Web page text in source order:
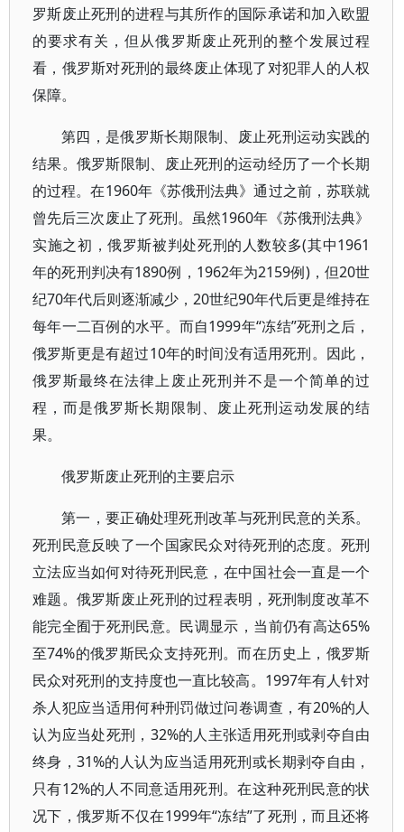
罗斯废止死刑的进程与其所作的国际承诺和加入欧盟
的要求有关，但从俄罗斯废止死刑的整个发展过程
看，俄罗斯对死刑的最终废止体现了对犯罪人的人权
保障。
第四，是俄罗斯长期限制、废止死刑运动实践的
结果。俄罗斯限制、废止死刑的运动经历了一个长期
的过程。在1960年《苏俄刑法典》通过之前，苏联就
曾先后三次废止了死刑。虽然1960年《苏俄刑法典》
实施之初，俄罗斯被判处死刑的人数较多(其中1961
年的死刑判决有1890例，1962年为2159例)，但20世
纪70年代后则逐渐减少，20世纪90年代后更是维持在
每年一二百例的水平。而自1999年“冻结”死刑之后，
俄罗斯更是有超过10年的时间没有适用死刑。因此，
俄罗斯最终在法律上废止死刑并不是一个简单的过
程，而是俄罗斯长期限制、废止死刑运动发展的结
果。
俄罗斯废止死刑的主要启示
第一，要正确处理死刑改革与死刑民意的关系。
死刑民意反映了一个国家民众对待死刑的态度。死刑
立法应当如何对待死刑民意，在中国社会一直是一个
难题。俄罗斯废止死刑的过程表明，死刑制度改革不
能完全囿于死刑民意。民调显示，当前仍有高达65%
至74%的俄罗斯民众支持死刑。而在历史上，俄罗斯
民众对死刑的支持度也一直比较高。1997年有人针对
杀人犯应当适用何种刑罚做过问卷调查，有20%的人
认为应当处死刑，32%的人主张适用死刑或剥夺自由
终身，31%的人认为应当适用死刑或长期剥夺自由，
只有12%的人不同意适用死刑。在这种死刑民意的状
况下，俄罗斯不仅在1999年“冻结”了死刑，而且还将